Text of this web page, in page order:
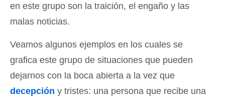
en este grupo son la traición, el engaño y las
malas noticias.
Veamos algunos ejemplos en los cuales se
grafica este grupo de situaciones que pueden
dejarnos con la boca abierta a la vez que
decepción y tristes: una persona que recibe una